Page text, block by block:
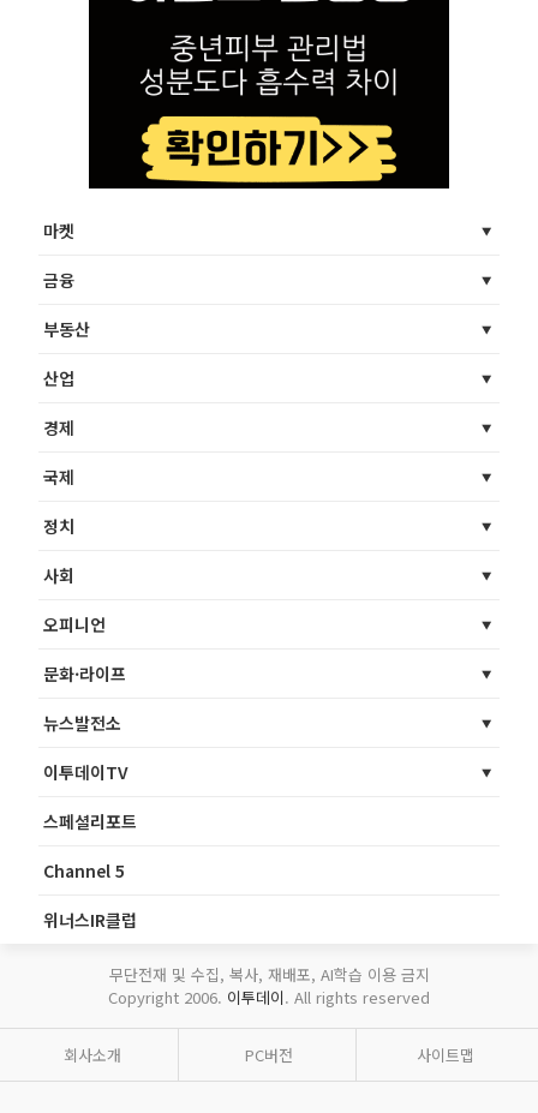
마켓
금융
부동산
산업
경제
국제
정치
사회
오피니언
문화·라이프
뉴스발전소
이투데이TV
스페셜리포트
Channel 5
위너스IR클럽
무단전재 및 수집, 복사, 재배포, AI학습 이용 금지
Copyright 2006. 이투데이. All rights reserved
회사소개 PC버전 사이트맵